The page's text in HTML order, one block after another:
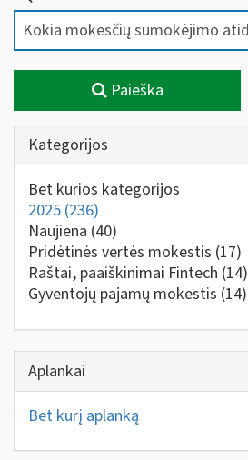
Paieška
Kategorijos
Bet kurios kategorijos
2025 (236)
Naujiena (40)
Pridėtinės vertės mokestis (17)
Raštai, paaiškinimai Fintech (14)
Gyventojų pajamų mokestis (14)
Aplankai
Bet kurį aplanką